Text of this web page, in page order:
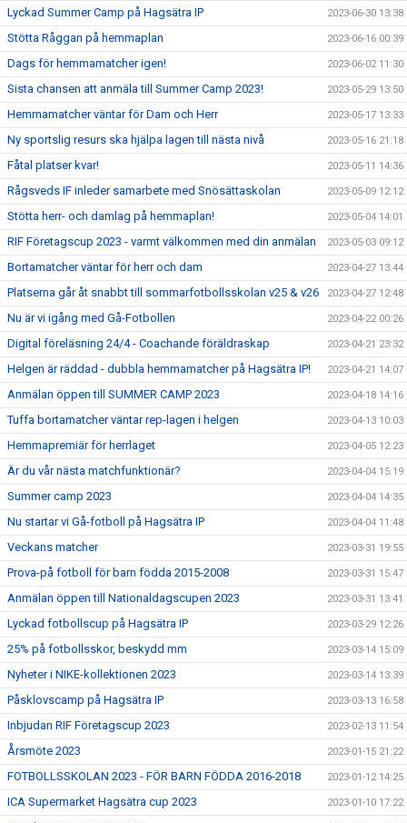
Lyckad Summer Camp på Hagsätra IP 2023-06-30 13:38
Stötta Råggan på hemmaplan 2023-06-16 00:39
Dags för hemmamatcher igen! 2023-06-02 11:30
Sista chansen att anmäla till Summer Camp 2023! 2023-05-29 13:50
Hemmamatcher väntar för Dam och Herr 2023-05-17 13:33
Ny sportslig resurs ska hjälpa lagen till nästa nivå 2023-05-16 21:18
Fåtal platser kvar! 2023-05-11 14:36
Rågsveds IF inleder samarbete med Snösättaskolan 2023-05-09 12:12
Stötta herr- och damlag på hemmaplan! 2023-05-04 14:01
RIF Företagscup 2023 - varmt välkommen med din anmälan 2023-05-03 09:12
Bortamatcher väntar för herr och dam 2023-04-27 13:44
Platserna går åt snabbt till sommarfotbollsskolan v25 & v26 2023-04-27 12:48
Nu är vi igång med Gå-Fotbollen 2023-04-22 00:26
Digital föreläsning 24/4 - Coachande föräldraskap 2023-04-21 23:32
Helgen är räddad - dubbla hemmamatcher på Hagsätra IP! 2023-04-21 14:07
Anmälan öppen till SUMMER CAMP 2023 2023-04-18 14:16
Tuffa bortamatcher väntar rep-lagen i helgen 2023-04-13 10:03
Hemmapremiär för herrlaget 2023-04-05 12:23
Är du vår nästa matchfunktionär? 2023-04-04 15:19
Summer camp 2023 2023-04-04 14:35
Nu startar vi Gå-fotboll på Hagsätra IP 2023-04-04 11:48
Veckans matcher 2023-03-31 19:55
Prova-på fotboll för barn födda 2015-2008 2023-03-31 15:47
Anmälan öppen till Nationaldagscupen 2023 2023-03-31 13:41
Lyckad fotbollscup på Hagsätra IP 2023-03-29 12:26
25% på fotbollsskor, beskydd mm 2023-03-14 15:09
Nyheter i NIKE-kollektionen 2023 2023-03-14 13:39
Påsklovscamp på Hagsätra IP 2023-03-13 16:58
Inbjudan RIF Företagscup 2023 2023-02-13 11:54
Årsmöte 2023 2023-01-15 21:22
FOTBOLLSSKOLAN 2023 - FÖR BARN FÖDDA 2016-2018 2023-01-12 14:25
ICA Supermarket Hagsätra cup 2023 2023-01-10 17:22